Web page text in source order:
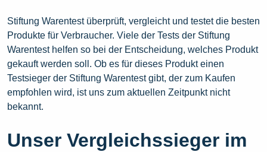
Stiftung Warentest überprüft, vergleicht und testet die besten
Produkte für Verbraucher. Viele der Tests der Stiftung
Warentest helfen so bei der Entscheidung, welches Produkt
gekauft werden soll. Ob es für dieses Produkt einen
Testsieger der Stiftung Warentest gibt, der zum Kaufen
empfohlen wird, ist uns zum aktuellen Zeitpunkt nicht
bekannt.
Unser Vergleichssieger im